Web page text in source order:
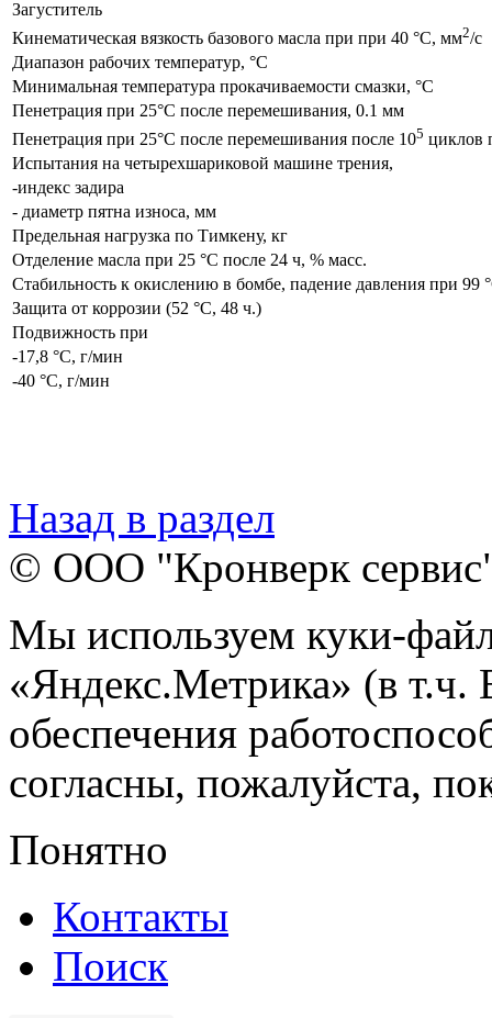
Загуститель
Кинематическая вязкость базового масла при при 40 °С, мм2/с
Диапазон рабочих температур, °С
Минимальная температура прокачиваемости смазки, °С
Пенетрация при 25°C после перемешивания, 0.1 мм
Пенетрация при 25°C после перемешивания после 105 циклов
Испытания на четырехшариковой машине трения,
-индекс задира
- диаметр пятна износа, мм
Предельная нагрузка по Тимкену, кг
Отделение масла при 25 °С после 24 ч, % масс.
Стабильность к окислению в бомбе, падение давления при 99
Защита от коррозии (52 °С, 48 ч.)
Подвижность при
-17,8 °С, г/мин
-40 °С, г/мин
Назад в раздел
© ООО "Кронверк
Мы используем куки-
«Яндекс.Метрика» (в т.ч.
обеспечения
согласны, пожалуйста,
Понятно
Контакты
Поиск